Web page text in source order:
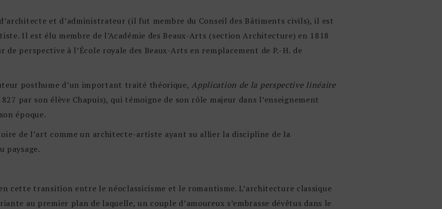
et d’administrateur (il fut membre du Conseil des Bâtiments civils), il est
Il est élu membre de l’Académie des Beaux-Arts (section Architecture) en 1818
de perspective à l’École royale des Beaux-Arts en remplacement de P.-H. de
posthume d’un important traité théorique,Application de la perspective linéaire
par son élève Chapuis), qui témoigne de son rôle majeur dans l’enseignement
époque.
de l’art comme un architecte-artiste ayant su allier la discipline de la
paysage.
cette transition entre le néoclassicisme et le romantisme. L’architecture classique
au premier plan de laquelle, un couple d’amoureux s’embrasse dévêtus dans le